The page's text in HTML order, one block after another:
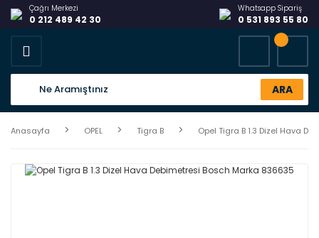
Çağrı Merkezi
0 212 489 42 30
Whatsapp Sipariş
0 531 893 55 80
ARA
Anasayfa OPEL Tigra B Opel Tigra B 1.3 Dizel Hava